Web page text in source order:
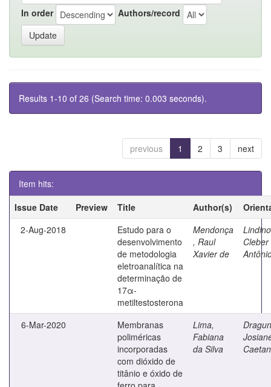
In order Authors/record
Results 1-10 of 26 (Search time: 0.003 seconds).
previous 1 2 3 next
Item hits:
Issue Date
Preview Title Author(s)
2-Aug-2018
Estudo para o
desenvolvimento
de metodologia
eletroanalítica na
determinação de
17α-
metiltestosterona
Mendonça
, Raul
Xavier de
Cleber
6-Mar-2020
Membranas
poliméricas
incorporadas
com dióxido de
titânio e óxido de
Lima,
Fabiana
da Silva